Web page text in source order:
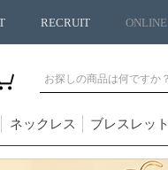
RECRUIT ONLINE
ネックレス ブレスレット